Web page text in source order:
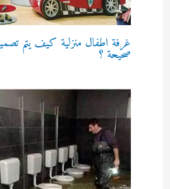
غرفة اطفال منزلية كيف يتم
صحيحة ؟